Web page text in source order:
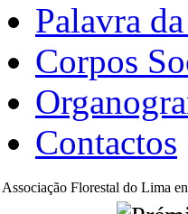
Palavra
Corpos
Contactos
Associação Florestal do Lima